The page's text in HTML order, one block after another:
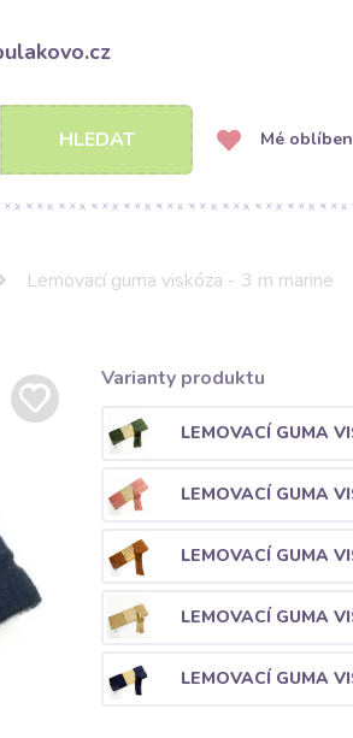
HLEDAT Mé
Lemovací guma viskóza - 3 m marine
Varianty produktu
LEMOVACÍ GUMA
LEMOVACÍ GUMA
LEMOVACÍ GUMA
LEMOVACÍ GUMA
LEMOVACÍ GUMA